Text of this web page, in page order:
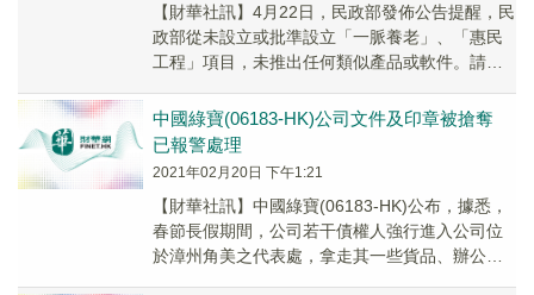
【財華社訊】4月22日，民政部發佈公告提醒，民
政部從未設立或批準設立「一脈養老」、「惠民
工程」項目，未推出任何類似產品或軟件。請廣
實宣傳...
中國綠寶(06183-HK)公司文件及印章被搶奪
已報警處理
2021年02月20日 下午1:21
【財華社訊】中國綠寶(06183-HK)公布，據悉，
春節長假期間，公司若干債權人強行進入公司位
於漳州角美之代表處，拿走其一些貨品、辦公物